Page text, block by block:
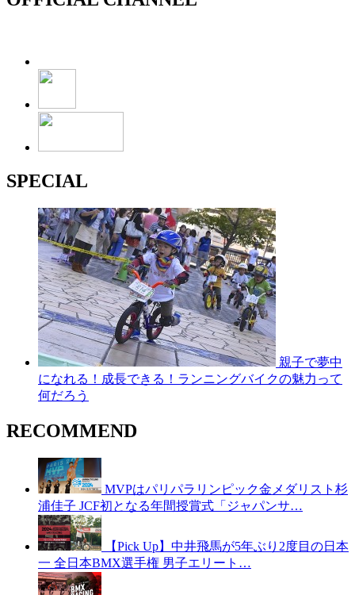
SPECIAL
親子で夢中
になれる！成長できる！ランニングバイクの魅力って
何だろう
RECOMMEND
MVPはパリパラリンピック金メダリスト杉
浦佳子 JCF初となる年間授賞式「ジャパンサ…
【Pick Up】中井飛馬が5年ぶり2度目の日本
一 全日本BMX選手権 男子エリート…